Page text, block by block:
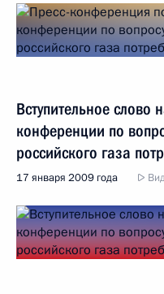
Вступительное
конференции по
российского газа
17 января 2009 года